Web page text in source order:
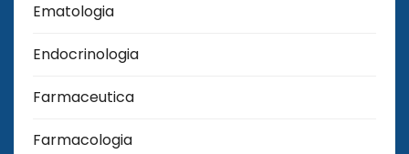
Ematologia
Endocrinologia
Farmaceutica
Farmacologia